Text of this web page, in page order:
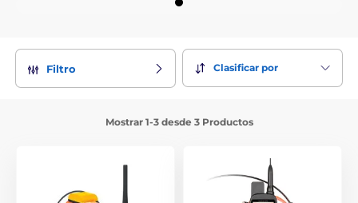
Filtro Clasificar por
Mostrar 1-3 desde 3 Productos